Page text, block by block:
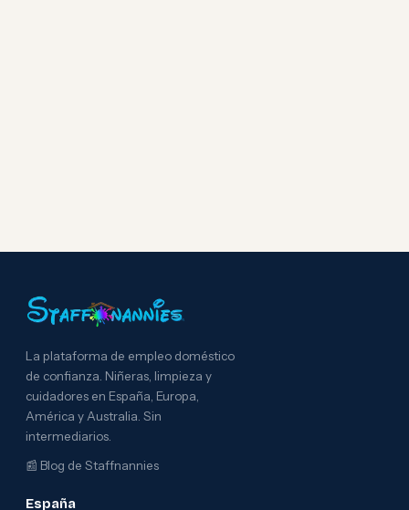
La plataforma de empleo doméstico
de confianza. Niñeras, limpieza y
cuidadores en España, Europa,
América y Australia. Sin
intermediarios.
📰 Blog de Staffnannies
España